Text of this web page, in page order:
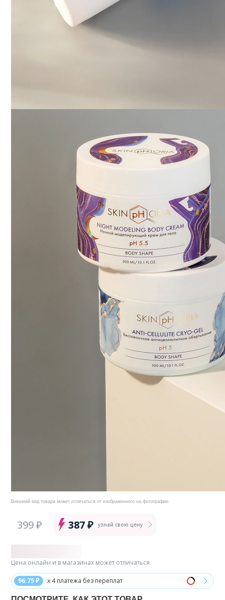
Внешний вид товара может отличаться от изображенного на фотографии.
399 ₽ 387 ₽ узнай свою цену
96.75 ₽ x 4 платежа без переплат
Цена онлайн и в магазинах может отличаться.